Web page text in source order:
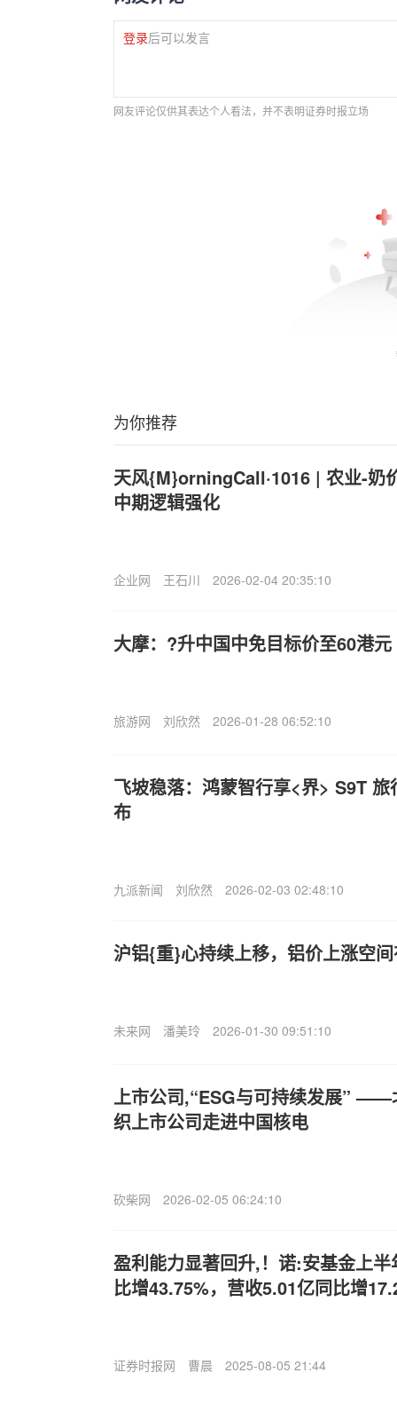
登录后可以发言
网友评论仅供其表达个人看法，并不表明证券时报立场
为你推荐
天风{M}orningCall·1016 | 农业-奶
中期逻辑强化
企业网 王石川 2026-02-04 20:35:10
大摩：?升中国中免目标价至60港
旅游网 刘欣然 2026-01-28 06:52:10
飞坡稳落：鸿蒙智行享<界> S9T
布
九派新闻 刘欣然 2026-02-03 02:48:10
沪铝{重}心持续上移，铝价上涨空
未来网 潘美玲 2026-01-30 09:51:10
上市公司,“ESG与可持续发展” ——
织上市公司走进中国核电
砍柴网 2026-02-05 06:24:10
盈利能力显著回升,！诺:安基金上
比增43.75%，营收5.01亿同比增
证券时报网 曹晨 2025-08-05 21:44